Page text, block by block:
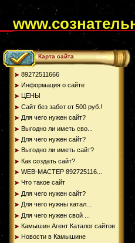
Карта сайта
89272511666
Информация о сайте
ЦЕНЫ
Сайт без забот от 500 руб.!
Для чего нужен сайт?
Выгодно ли иметь сво...
Для чего нужен сайт?
Выгодно ли иметь сайт?
Как создать сайт?
WEB-МАСТЕР 892725116...
Что такое сайт
Для чего нужен сайт?
Для чего нужны катал...
Для чего нужен свой ...
Камышин Агент Каталог сайтов
Новости в Камышине